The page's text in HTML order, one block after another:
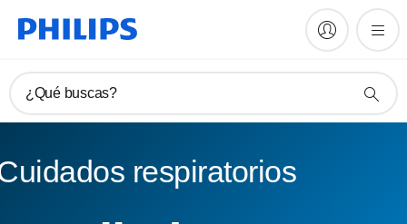
¿Qué buscas?
respiratorios